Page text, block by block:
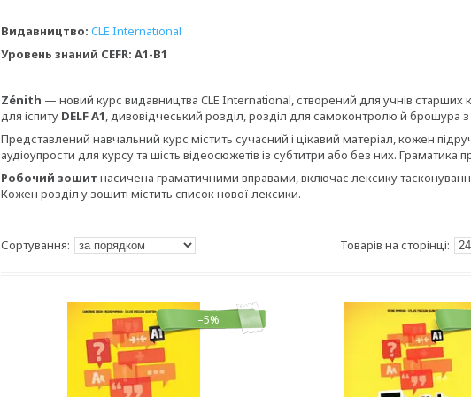
Видавництво: CLE International
Уровень знаний CEFR: A1-B1
Zénith — новий курс видавництва CLE International, створений для учнів старших
для іспиту DELF A1, дивовідчеський розділ, розділ для самоконтролю й брошура з
Представлений навчальний курс містить сучасний і цікавий матеріал, кожен
аудіоупрости для курсу та шість відеосюжетів із субтитри або без них. Граматика
Робочий зошит насичена граматичними вправами, включає лексику
Кожен розділ у зошиті містить список нової лексики.
–5%